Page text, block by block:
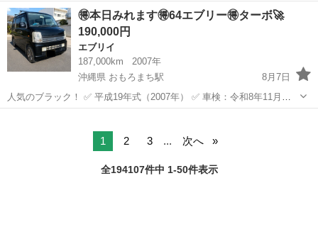
り？直して乗って下さる方は居ませんか？ 内装タバコ焼き跡有り、フ
ル装備、エアコン効きます。 外装小傷多数有り
鹿児島 霧島市 アルト
🉐本日みれます🉐64エブリー🉐ターボ🚀
190,000円
エブリイ
187,000km
2007年
沖縄県 おもろまち駅
8月7日
人気のブラック！ ✅ 平成19年式（2007年） ✅ 車検：令和8年11月ま
で ✅ AT ✅ エアコン良好 ✅ パワースライドドア ✅ アルミホイール ✅
1 2 3 ... 次へ
全194107件中 1-50件表示